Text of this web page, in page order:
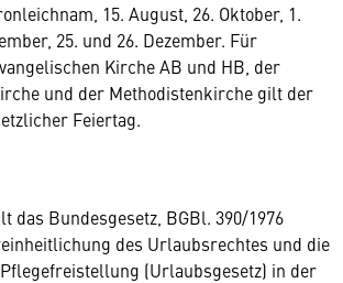
15. August, 26. Oktober, 1.
25. und 26. Dezember. Für
Kirche AB und HB, der
und der Methodistenkirche gilt der
Feiertag.
das Bundesgesetz, BGBl. 390/1976
des Urlaubsrechtes und die
(Urlaubsgesetz) in der